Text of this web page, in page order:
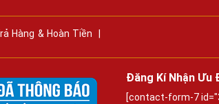
Hàng & Hoàn Tiền
Đăng Kí Nhận Ưu
[contact-form-7